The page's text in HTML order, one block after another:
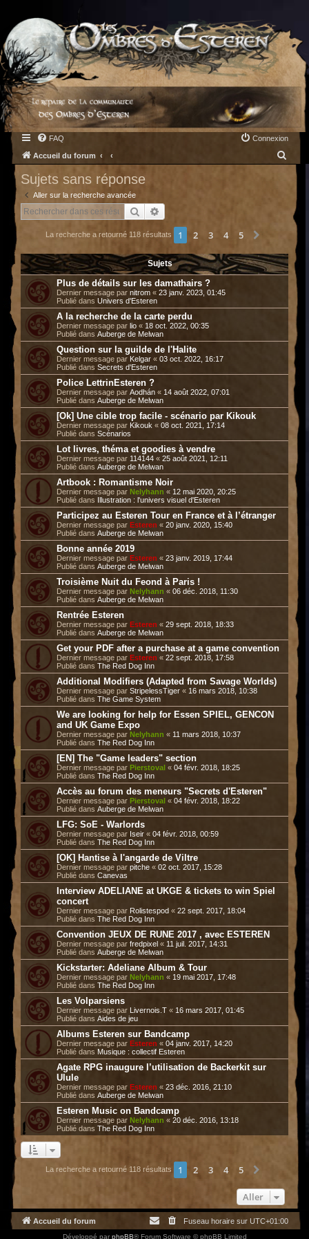
FAQ Connexion
Accueil du forum
c
h
Sujets sans réponse
Aller sur la recherche avancée
Rechercher
La recherche a retourné 118 résultats 1 2 3 4 5
Sujets
Plus de détails sur les damathairs ?
Dernier message par nitrom « 23 janv. 2023, 01:45
Publié dans Univers d'Esteren
A la recherche de la carte perdu
Dernier message par lio « 18 oct. 2022, 00:35
Publié dans Auberge de Melwan
Question sur la guilde de l'Halite
Dernier message par Kelgar « 03 oct. 2022, 16:17
Publié dans Secrets d'Esteren
Police LettrinEsteren ?
Dernier message par Aodhán « 14 août 2022, 07:01
Publié dans Auberge de Melwan
[Ok] Une cible trop facile - scénario par Kikouk
Dernier message par Kikouk « 08 oct. 2021, 17:14
Publié dans Scénarios
Lot livres, théma et goodies à vendre
Dernier message par 114144 « 25 août 2021, 12:11
Publié dans Auberge de Melwan
Artbook : Romantisme Noir
Dernier message par Nelyhann « 12 mai 2020, 20:25
Publié dans
Illustration : l'univers visuel d'Esteren
Participez au Esteren Tour en France et à l’étranger
Dernier message par Esteren « 20 janv. 2020, 15:40
Publié dans Auberge de Melwan
Bonne année 2019
Dernier message par Esteren « 23 janv. 2019, 17:44
Publié dans Auberge de Melwan
Troisième Nuit du Feond à Paris !
Dernier message par Nelyhann « 06 déc. 2018, 11:30
Publié dans Auberge de Melwan
Rentrée Esteren
Dernier message par Esteren « 29 sept. 2018, 18:33
Publié dans Auberge de Melwan
Get your PDF after a purchase at a game convention
Dernier message par Esteren « 22 sept. 2018, 17:58
Publié dans The Red Dog Inn
Additional Modifiers (Adapted from Savage Worlds)
Dernier message par StripelessTiger « 16 mars 2018, 10:38
Publié dans The Game System
We are looking for help for Essen SPIEL, GENCON
and UK Game Expo
Dernier message par Nelyhann « 11 mars 2018, 10:37
Publié dans The Red Dog Inn
[EN] The "Game leaders" section
Dernier message par Pierstoval « 04 févr. 2018, 18:25
Publié dans The Red Dog Inn
Accès au forum des meneurs "Secrets d'Esteren"
Dernier message par Pierstoval « 04 févr. 2018, 18:22
Publié dans Auberge de Melwan
LFG: SoE - Warlords
Dernier message par Iseir « 04 févr. 2018, 00:59
Publié dans The Red Dog Inn
[OK] Hantise à l'angarde de Viltre
Dernier message par pitche « 02 oct. 2017, 15:28
Publié dans Canevas
Interview ADELIANE at UKGE & tickets to win Spiel
concert
Dernier message par Rolistespod « 22 sept. 2017, 18:04
Publié dans The Red Dog Inn
Convention JEUX DE RUNE 2017 , avec ESTEREN
Dernier message par fredpixel « 11 juil. 2017, 14:31
Publié dans Auberge de Melwan
Kickstarter: Adeliane Album & Tour
Dernier message par Nelyhann « 19 mai 2017, 17:48
Publié dans The Red Dog Inn
Les Volparsiens
Dernier message par Livernois.T « 16 mars 2017, 01:45
Publié dans Aides de jeu
Albums Esteren sur Bandcamp
Dernier message par Esteren « 04 janv. 2017, 14:20
Publié dans Musique : collectif Esteren
Agate RPG inaugure l’utilisation de Backerkit sur
Ulule
Dernier message par Esteren « 23 déc. 2016, 21:10
Publié dans Auberge de Melwan
Esteren Music on Bandcamp
Dernier message par Nelyhann « 20 déc. 2016, 13:18
Publié dans The Red Dog Inn
La recherche a retourné 118 résultats 1 2 3 4 5
Aller
Accueil du forum Fuseau horaire sur UTC+01:00
Développé par phpBB® Forum Software © phpBB Limited